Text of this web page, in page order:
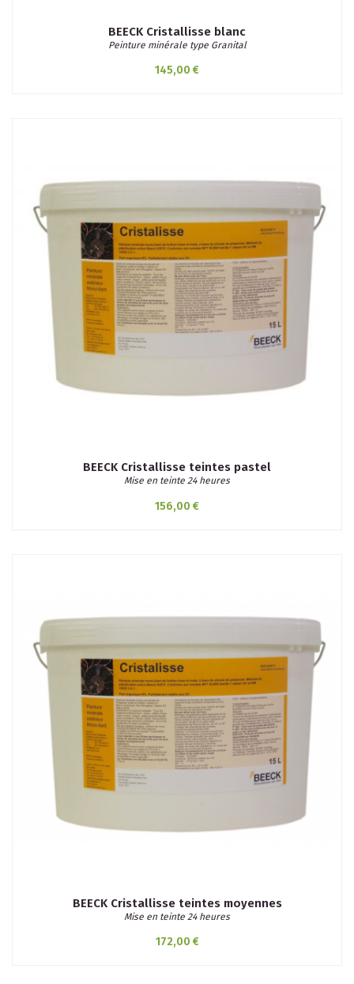
BEECK Cristallisse blanc
Peinture minérale type Granital
145,00 €
BEECK Cristallisse teintes pastel
Mise en teinte 24 heures
156,00 €
BEECK Cristallisse teintes moyennes
Mise en teinte 24 heures
172,00 €